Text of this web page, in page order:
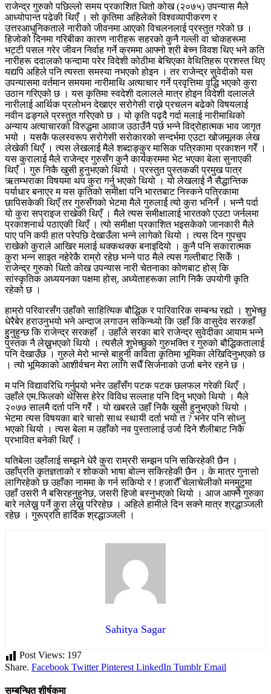
राजेन्द्र गुरुको पछिल्लो समय प्रकाशित धितो कोख (२०७५) उपन्यास मैले
आध्योपान्त पढेकी थिएँ । सो कृतिमा अहिलेको विश्वव्यापीकरण र
उत्तरआधुनिकताले नारीको जीवनमा आएको विचलनलाई प्रस्तुत गरेको छ ।
हिजोको दिनमा गरिबीका कारण नारीहरू सहरको कुनै गल्ली वा चोकहरूमा
भट्टी पसल गरेर जीवन निर्वाह गर्ने क्रममा आफ्नो श्री बेच्न विवश थिए भने कति
नारीहरू ददालको फन्दामा परेर विदेशी कोठीमा बेचिएका वेथितिहरू प्रशस्त थिए
यद्यपि अहिले पनि त्यस्ता समस्या नभएको होइन । तर राजेन्द्र सुवेदीको यस
उपन्यासमा वर्तमान समयमा नारीमाथि अत्याचार गर्ने प्रवृत्तिमा वृद्धि भएको कुरा
उठान गरिएको छ । यस कृतिमा स्वदेशी दलालले मात्र होइन विदेशी दलालले
नारीलाई आर्थिक प्रलोभन देखाएर सरोगेसी राख्ने प्रचलन बढेको विषयलाई
नवीन ढङ्गले प्रस्तुत गरिएको छ । यो कृति पढ्दै गर्दा मलाई नारीमाथिको
अन्याय अत्याचारको विरुद्धमा आवाज उठाउँनै पर्छ भन्ने विद्रोहात्मक भाव जागृत
भयो । यसकै फलस्वरूप सरोगेसी सरोकारको सन्दर्भमा एउटा खोजमूलक लेख
लेखेकी थिएँ । त्यस लेखलाई मैले शब्दाङ्कुर मासिक पत्रिकामा प्रकाशन गरेँ ।
यस कुरालाई मैले राजेन्द्र गुरुसँग कुनै कार्यक्रममा भेट भएका बेला सुनाएकी
थिएँ । गुरु निकै खुसी हुनुभएको थियो । प्रस्तुत पुस्तककी प्रमुख पात्र
ऋतम्भराका विषयमा थप कुरा गर्नु भएको थियो । यो लेखलाई नै सैद्धान्तिक
पर्याधार बनाएर म यस कृतिको समीक्षा पनि भारतबाट निस्कने पत्रिकामा
छापिसकेकी थिएँ तर गुरुसँगको भेटमा मैले गुरुलार्ई त्यो कुरा भनिनँ । भन्नै पर्दा
यो कुरा सप्राइज राखेकी थिएँ । मैले त्यस समीक्षालाई भारतको एउटा जर्नलमा
प्रकाशनार्थ पठाएकी थिएँ । त्यो समीक्षा प्रकाशित भइसकेको जानकारी मैले
पाए पनि कपी हात परेपछि देखाउँला भन्ने लागेको थियो । त्यस दिन गुपचुप
राखेको कुराले आखिर मलाई थक्कथक्क बनाइदियो । कुनै पनि सकारात्मक
कुरा भन्न साइत नहेरेकै राम्रो रहेछ भन्ने पाठ मैले त्यस गल्तीबाट सिकेँ ।
राजेन्द्र गुरुको धितो कोख उपन्यास नारी चेतनाका कोणबाट होस् कि
सांस्कृतिक अध्ययनका पक्षमा होस्, अध्येताहरूका लागि निकै उपयोगी कृति
रहेको छ ।
हाम्रो परिवारसँग उहाँको साहित्यिक बौद्धिक र पारिवारिक सम्बन्ध रह्यो । शुभेच्छु
धेरैबेर हराउनुभयो भने अन्दाज लगाउन सकिन्थ्यो कि उहाँ कि वासुदेव सरकहाँ
हुुनुहुन्छ कि राजेन्द्र सरकहाँ । उहाँले सरका बारे राजेन्द्र सुवेदीका आयाम भन्ने
पुस्तक नै लेख्नुभएको थियो । त्यसैले शुभेच्छुको गुरुभक्ति र गुरुको बौद्धिकतालाई
पनि देखाउँछ । गुरुले मेरो भान्से बाहुनी कविता कृतिमा भूमिका लेखिदिनुभएको छ
। त्यो भूमिकाको आशीर्वचन मेरा लागि सधैँ सिर्जनाको उर्जा बनेर रहने छ ।
म पनि विद्यावरिधि गर्नुपर्‍यो भनेर उहाँसँग पटक पटक छलफल गरेकी थिएँ ।
उहाँले एम.फिलको थेसिस हेरेर विविध सल्लाह पनि दिनु भएको थियो । मैले
२०७७ सालमै दर्ता पनि गरेँ । यो खबरले उहाँ निकै खुसी हुनुभएको थियो ।
भेटमा त्यस विषयका बारे चासो साथ स्थायी दर्ता भयो त ? भनेर पनि सोध्नु
भएको थियो । त्यस बेला म उहाँको नव पुस्तालाई उर्जा दिने शैलीबाट निकै
प्रभावित बनेकी थिएँ ।
यतिबेला उहाँलाई सम्झने धेरै कुरा राम्ररी सम्झन पनि सकिरहेकी छैन ।
उहाँप्रति कृतज्ञताको र शोकको भाषा बोल्न सकिरहेकी छैन । के मात्र गुनासो
लागिरहेको छ उहाँका नाममा के गर्न सकियो र ! हजारौँ चेलाचेलीको मनमुटुमा
उहाँ उसरी नै बसिरहनुहुनेछ, जसरी हिजो बस्नुभएको थियो । आज आफ्नै गुरुका
बारे नलेख्नु पर्ने कुरा लेख्नु परिरहेछ । अहिले हामीले दिन सक्ने मात्र श्रद्धाञ्जली
रहेछ । गुरूप्रति हार्दिक श्रद्धाञ्जली ।
Sahitya Sagar
Post Views: 197
Share. Facebook Twitter Pinterest LinkedIn Tumblr Email
सम्बन्धित शीर्षकमा